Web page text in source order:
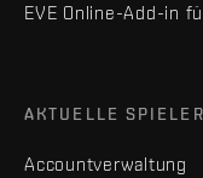
EVE Online-Add-in
AKTUELLE SPIELER
Accountverwaltung